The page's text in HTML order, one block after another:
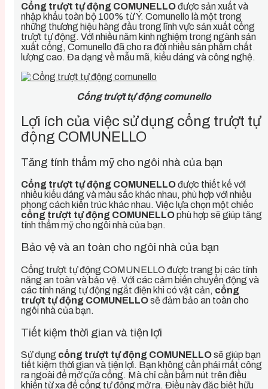
Cổng trượt tự động COMUNELLOđược sản xuất và
nhập khẩu toàn bộ 100% từ Ý. Comunello là một trong
những thương hiệu hàng đầu trong lĩnh vực sản xuất cổng
trượt tự động. Với nhiều năm kinh nghiệm trong ngành sản
xuất cổng, Comunello đã cho ra đời nhiều sản phẩm chất
lượng cao. Đa dạng về mẫu mã, kiểu dáng và công nghệ.
Cổng trượt tự động comunello
Lợi ích của việc sử dụng cổng trượt tự
động COMUNELLO
Tăng tính thẩm mỹ cho ngôi nhà của bạn
Cổng trượt tự động COMUNELLOđược thiết kế với
nhiều kiểu dáng và màu sắc khác nhau, phù hợp với nhiều
phong cách kiến trúc khác nhau. Việc lựa chọn một chiếc
cổng trượt tự động COMUNELLOphù hợp sẽ giúp tăng
tính thẩm mỹ cho ngôi nhà của bạn.
Bảo vệ và an toàn cho ngôi nhà của bạn
Cổng trượt tự động COMUNELLO được trang bị các tính
năng an toàn và bảo vệ. Với các cảm biến chuyển động và
các tính năng tự động ngắt điện khi có vật cản, cổng
trượt tự động COMUNELLOsẽ đảm bảo an toàn cho
ngôi nhà của bạn.
Tiết kiệm thời gian và tiện lợi
Sử dụng cổng trượt tự động COMUNELLOsẽ giúp bạn
tiết kiệm thời gian và tiện lợi. Bạn không cần phải mất công
ra ngoài để mở cửa cổng. Mà chỉ cần bấm nút trên điều
khiển từ xa để cổng tự động mở ra. Điều này đặc biệt hữu